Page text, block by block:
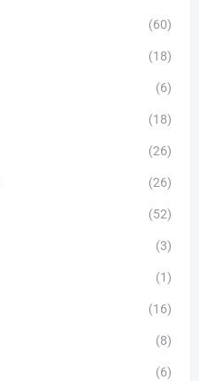
(60)
(18)
(6)
(18)
(26)
(26)
(52)
(3)
(1)
(16)
(8)
(6)